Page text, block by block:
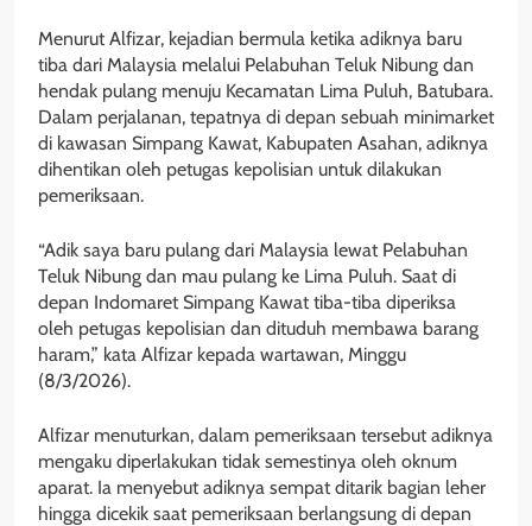
Menurut Alfizar, kejadian bermula ketika adiknya baru
tiba dari Malaysia melalui Pelabuhan Teluk Nibung dan
hendak pulang menuju Kecamatan Lima Puluh, Batubara.
Dalam perjalanan, tepatnya di depan sebuah minimarket
di kawasan Simpang Kawat, Kabupaten Asahan, adiknya
dihentikan oleh petugas kepolisian untuk dilakukan
pemeriksaan.
“Adik saya baru pulang dari Malaysia lewat Pelabuhan
Teluk Nibung dan mau pulang ke Lima Puluh. Saat di
depan Indomaret Simpang Kawat tiba-tiba diperiksa
oleh petugas kepolisian dan dituduh membawa barang
haram,” kata Alfizar kepada wartawan, Minggu
(8/3/2026).
Alfizar menuturkan, dalam pemeriksaan tersebut adiknya
mengaku diperlakukan tidak semestinya oleh oknum
aparat. Ia menyebut adiknya sempat ditarik bagian leher
hingga dicekik saat pemeriksaan berlangsung di depan